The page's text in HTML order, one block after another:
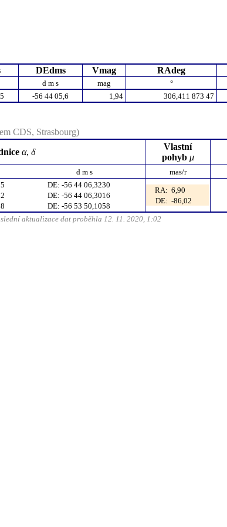
DEdms Vmag RAdeg
d m s mag °
-56 44 05,6 1,94 306,411 873 47
CDS, Strasbourg)
α, δ
Vlastní
pohyb μ
d m s mas/r
DE: -56 44 06,3230
DE: -56 44 06,3016
DE: -56 53 50,1058
RA: 6,90
DE: -86,02
aktualizace dat proběhla 12. 11. 2020, 1:02